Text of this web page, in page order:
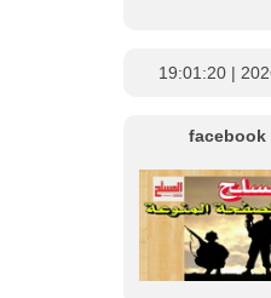
| 19:01:21